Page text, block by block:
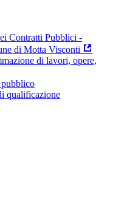
Contratti Pubblici -
di Motta Visconti
di lavori, opere,
qualificazione